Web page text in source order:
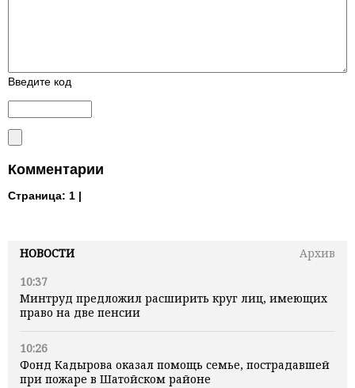
НОВОСТИ
Архив
10:37
Минтруд предложил расширить круг лиц, имеющих
право на две пенсии
10:26
Фонд Кадырова оказал помощь семье, пострадавшей
при пожаре в Шатойском районе
Введите код
Комментарии
Страница: 1 |